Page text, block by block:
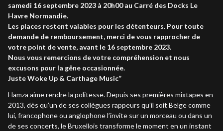
samedi 16 septembre 2023 à 20h00 au Carré des Docks Le
Havre Normandie.
Les places restent valables pour les détenteurs. Pour toute
demande de remboursement, merci de vous rapprocher de
votre point de vente, avant le 16 septembre 2023.
Nous vous remercions de votre compréhension et nous
excusons pour la gêne occasionnée.
Juste Woke Up & Carthage Music”
Hamza aime rendre la politesse. Depuis ses premières mixtapes en
2013, dès qu’un de ses collègues rappeurs qu’il soit Belge comme
lui, francophone ou anglophone l’invite sur un morceau ou dans un
de ses concerts, le Bruxellois transforme le moment en un instant